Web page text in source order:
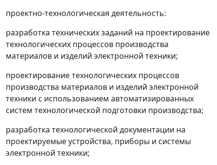
проектно-технологическая деятельность:
разработка технических заданий на проектирование
технологических процессов производства
материалов и изделий электронной техники;
проектирование технологических процессов
производства материалов и изделий электронной
техники с использованием автоматизированных
систем технологической подготовки производства;
разработка технологической документации на
проектируемые устройства, приборы и системы
электронной техники;